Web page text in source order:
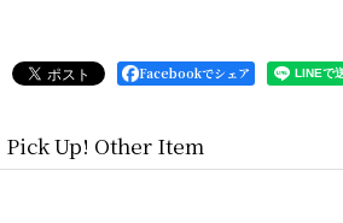
Facebookでシェア
Pick Up! Other Item